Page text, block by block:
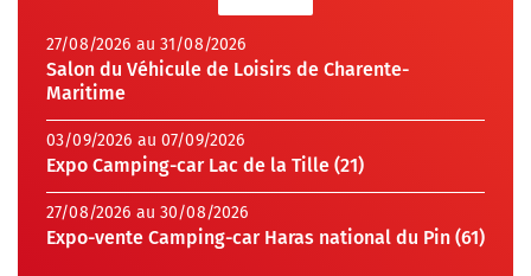
27/08/2026 au 31/08/2026
Salon du Véhicule de Loisirs de Charente-
Maritime
03/09/2026 au 07/09/2026
Expo Camping-car Lac de la Tille (21)
27/08/2026 au 30/08/2026
Expo-vente Camping-car Haras national du Pin (61)